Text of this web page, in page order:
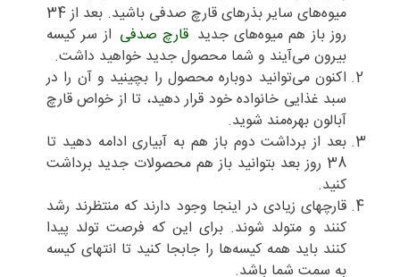
میوه‌های سایر بذرهای قارچ صدفی باشید. بعد از 34
روز باز هم میوه‌های جدید قارچ صدفی از سر کیسه
بیرون می‌آیند و شما محصول جدید خواهید داشت.
اکنون می‌توانید دوباره محصول را بچینید و آن را در
سبد غذایی خانواده خود قرار دهید، تا از خواص قارچ
آبالون بهره‌مند شوید.
بعد از برداشت دوم باز هم به آبیاری ادامه دهید تا
38 روز بعد بتوانید باز هم محصولات جدید برداشت
کنید.
قارچهای زیادی در اینجا وجود دارند که منتظرند رشد
کنند و متولد شوند. برای این که فرصت تولد پیدا
کنند باید همه کیسه‌ها را جابجا کنید تا انتهای کیسه
به سمت شما باشد.